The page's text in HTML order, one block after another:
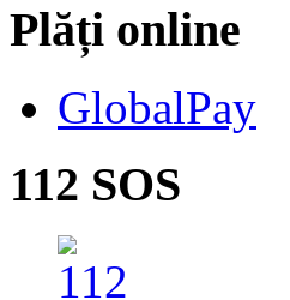
Plăți online
GlobalPay
112 SOS